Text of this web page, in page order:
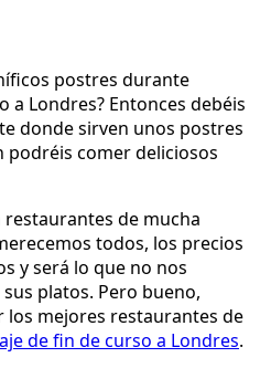
postres durante
a Londres? Entonces debéis
donde sirven unos postres
comer deliciosos
de mucha
todos, los precios
y será lo que no nos
platos. Pero bueno,
los mejores restaurantes de
de fin de curso a Londres.